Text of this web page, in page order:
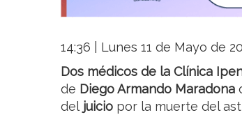
14:36 | Lunes 11 de Mayo de
Dos médicos de la Clínica
de Diego Armando Maradona
del juicio por la muerte del